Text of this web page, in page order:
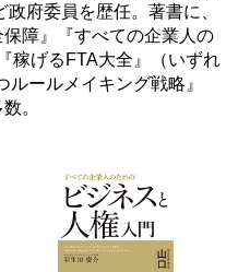
府委員を歴任。著書に、
保障』『すべての企業人の
稼げるFTA大全』（いずれ
ールメイキング戦略』
。